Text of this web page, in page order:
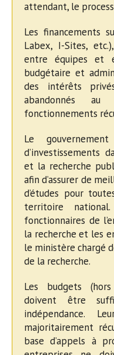
attendant, le
Les financements
Labex, I-Sites,
entre équipes et
budgétaire et
des intérêts
abandonnés
fonctionnements
Le
d’investissements
et la recherche
afin d’assurer de
d’études pour
territoire
fonctionnaires de
la recherche et les
le ministère chargé
de la recherche.
Les budgets
doivent être
indépendance.
majoritairement
base d’appels à